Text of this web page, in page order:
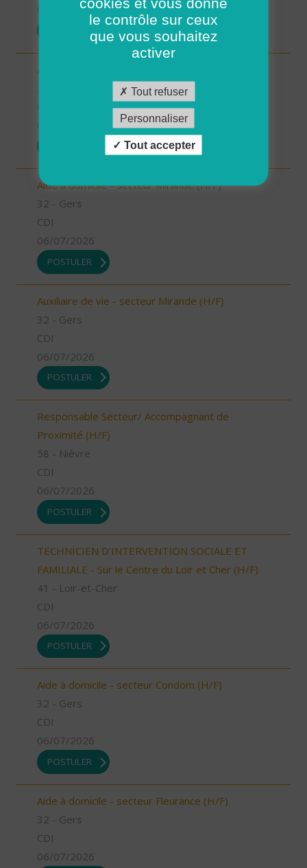
07/07/2026
Auxiliaire de vie - secteur Miélan (H/F)
Aide à domicile - secteur Mirande (H/F)
32 - Gers
CDI
06/07/2026
POSTULER
Auxiliaire de vie - secteur Mirande (H/F)
32 - Gers
CDI
06/07/2026
POSTULER
Responsable Secteur/ Accompagnant de
Proximité (H/F)
58 - Nièvre
CDI
06/07/2026
POSTULER
TECHNICIEN D’INTERVENTION SOCIALE ET
FAMILIALE - Sur le Centre du Loir et Cher (H/F)
41 - Loir-et-Cher
CDI
06/07/2026
POSTULER
Aide à domicile - secteur Condom (H/F)
32 - Gers
CDI
06/07/2026
POSTULER
Aide à domicile - secteur Fleurance (H/F)
32 - Gers
CDI
06/07/2026
le contrôle sur ceux
que vous souhaitez
activer
Tout refuser
Personnaliser
Tout accepter